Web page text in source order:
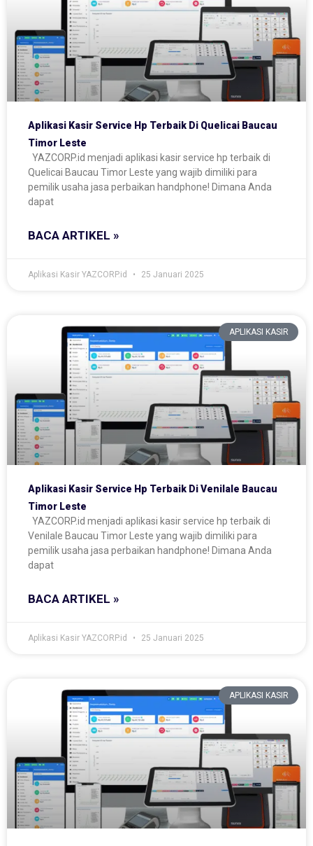
Aplikasi Kasir Service Hp Terbaik Di Quelicai Baucau
Timor Leste
YAZCORP.id menjadi aplikasi kasir service hp terbaik di
Quelicai Baucau Timor Leste yang wajib dimiliki para
pemilik usaha jasa perbaikan handphone! Dimana Anda
dapat
BACA ARTIKEL »
Aplikasi Kasir YAZCORP.id 25 Januari 2025
APLIKASI KASIR
Aplikasi Kasir Service Hp Terbaik Di Venilale Baucau
Timor Leste
YAZCORP.id menjadi aplikasi kasir service hp terbaik di
Venilale Baucau Timor Leste yang wajib dimiliki para
pemilik usaha jasa perbaikan handphone! Dimana Anda
dapat
BACA ARTIKEL »
Aplikasi Kasir YAZCORP.id 25 Januari 2025
APLIKASI KASIR